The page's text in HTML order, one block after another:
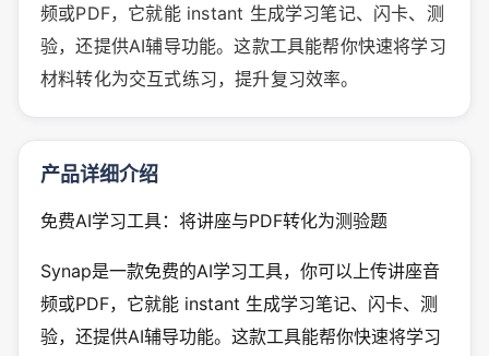
频或PDF，它就能 instant 生成学习笔记、闪卡、测
验，还提供AI辅导功能。这款工具能帮你快速将学习
材料转化为交互式练习，提升复习效率。
产品详细介绍
免费AI学习工具：将讲座与PDF转化为测验题
Synap是一款免费的AI学习工具，你可以上传讲座音
频或PDF，它就能 instant 生成学习笔记、闪卡、测
验，还提供AI辅导功能。这款工具能帮你快速将学习